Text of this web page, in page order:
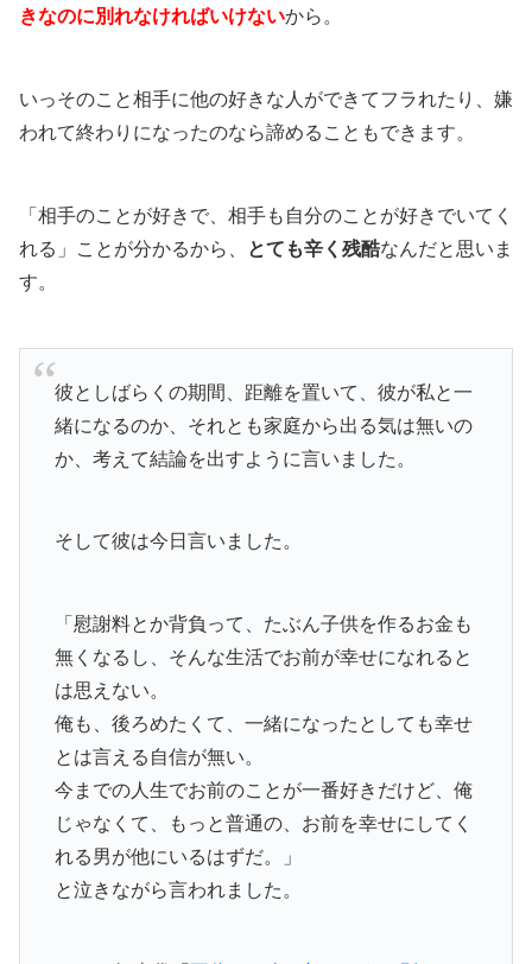
きなのに別れなければいけないから。
いっそのこと相手に他の好きな人ができてフラれたり、嫌
われて終わりになったのなら諦めることもできます。
「相手のことが好きで、相手も自分のことが好きでいてく
れる」ことが分かるから、
とても辛く残酷なんだと思いま
す。
彼としばらくの期間、距離を置いて、彼が私と一
緒になるのか、それとも家庭から出る気は無いの
か、考えて結論を出すように言いました。
そして彼は今日言いました。
「慰謝料とか背負って、たぶん子供を作るお金も
無くなるし、そんな生活でお前が幸せになれると
は思えない。
俺も、後ろめたくて、一緒になったとしても幸せ
とは言える自信が無い。
今までの人生でお前のことが一番好きだけど、俺
じゃなくて、もっと普通の、お前を幸せにしてく
れる男が他にいるはずだ。」
と泣きながら言われました。